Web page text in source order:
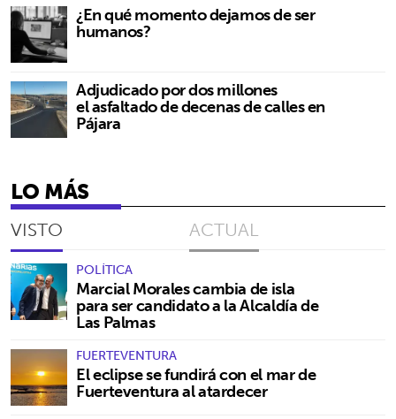
¿En qué momento dejamos de ser
humanos?
Adjudicado por dos millones
el asfaltado de decenas de calles en
Pájara
LO MÁS
VISTO ACTUAL
POLÍTICA
Marcial Morales cambia de isla
para ser candidato a la Alcaldía de
Las Palmas
FUERTEVENTURA
El eclipse se fundirá con el mar de
Fuerteventura al atardecer